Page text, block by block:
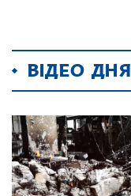
ВІДЕО ДНЯ